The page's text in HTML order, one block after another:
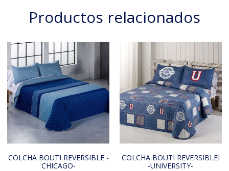
Productos relacionados
COLCHA BOUTI REVERSIBLE -
CHICAGO-
COLCHA BOUTI REVERSIBLEI
-UNIVERSITY-